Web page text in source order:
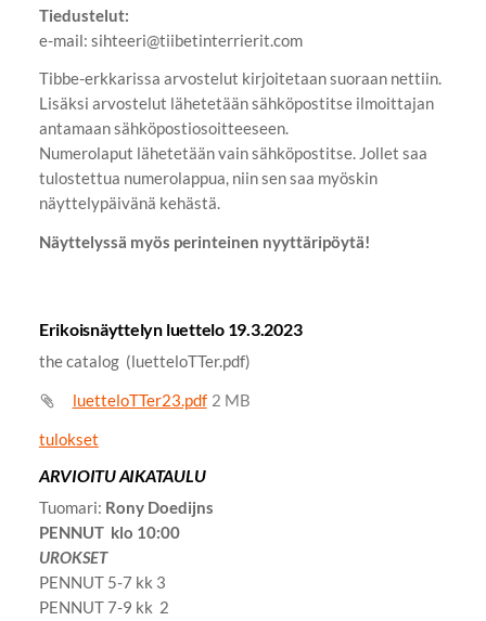
Tiedustelut:
e-mail: sihteeri@tiibetinterrierit.com
Tibbe-erkkarissa arvostelut kirjoitetaan suoraan nettiin.
Lisäksi arvostelut lähetetään sähköpostitse ilmoittajan
antamaan sähköpostiosoitteeseen.
​Numerolaput lähetetään vain sähköpostitse. Jollet saa
tulostettua numerolappua, niin sen saa myöskin
näyttelypäivänä kehästä.
Näyttelyssä myös perinteinen nyyttäripöytä!
Erikoisnäyttelyn luettelo 19.3.2023
the catalog (luetteloTTer.pdf)
luetteloTTer23.pdf 2 MB
tulokset
ARVIOITU AIKATAULU
Tuomari: Rony Doedijns
PENNUT klo 10:00
UROKSET
PENNUT 5-7 kk 3
PENNUT 7-9 kk 2